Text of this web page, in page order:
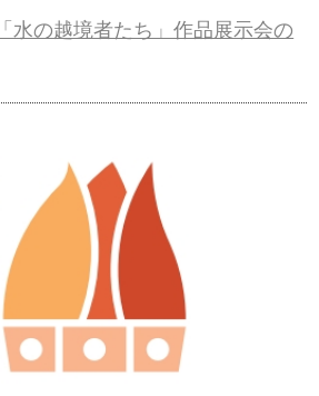
水の越境者たち」作品展示会の